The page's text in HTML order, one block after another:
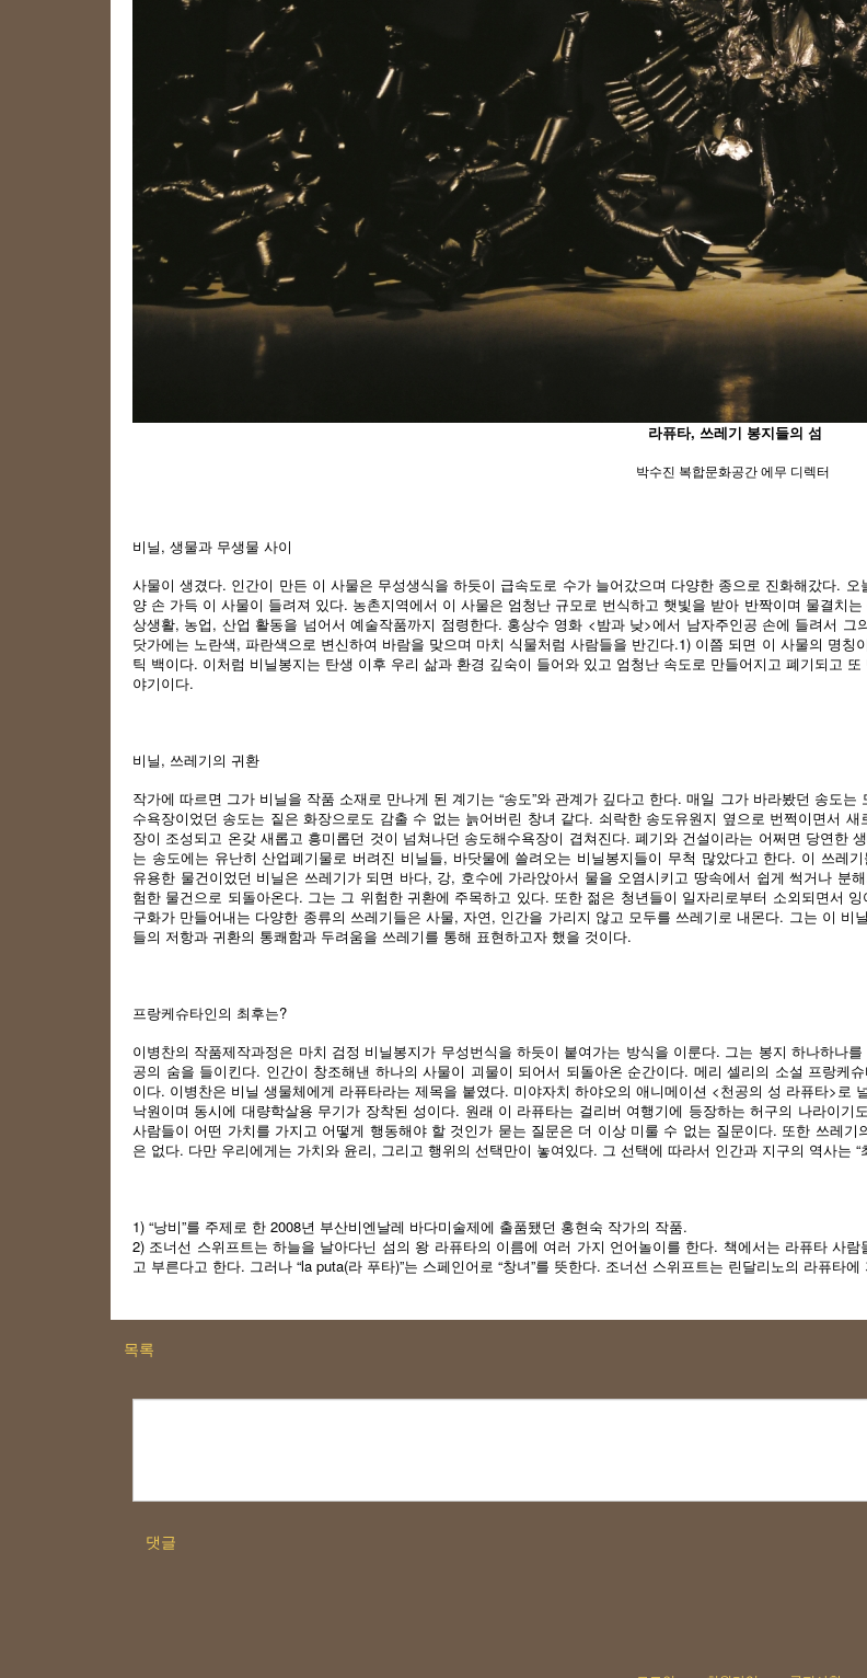
라퓨타, 쓰레기 봉지들의 섬
박수진 복합문화공간 에무 디렉터
비닐, 생물과 무생물 사이
사물이 생겼다. 인간이 만든 이 사물은 무성생식을 하듯이 급속도로 수가 늘어갔으며 다양한 종으로 진화해갔다.
양 손 가득 이 사물이 들려져 있다. 농촌지역에서 이 사물은 엄청난 규모로 번식하고 햇빛을 받아 반짝이며 물결치
상생활, 농업, 산업 활동을 넘어서 예술작품까지 점령한다. 홍상수 영화 <밤과 낮>에서 남자주인공 손에 들려서
닷가에는 노란색, 파란색으로 변신하여 바람을 맞으며 마치 식물처럼 사람들을 반긴다.1) 이쯤 되면 이 사물의 명
틱 백이다. 이처럼 비닐봉지는 탄생 이후 우리 삶과 환경 깊숙이 들어와 있고 엄청난 속도로 만들어지고 폐기되고
야기이다.
비닐, 쓰레기의 귀환
작가에 따르면 그가 비닐을 작품 소재로 만나게 된 계기는 “송도”와 관계가 깊다고 한다. 매일 그가 바라봤던 송도
수욕장이었던 송도는 짙은 화장으로도 감출 수 없는 늙어버린 창녀 같다. 쇠락한 송도유원지 옆으로 번쩍이면서
장이 조성되고 온갖 새롭고 흥미롭던 것이 넘쳐나던 송도해수욕장이 겹쳐진다. 폐기와 건설이라는 어쩌면 당연한
는 송도에는 유난히 산업폐기물로 버려진 비닐들, 바닷물에 쓸려오는 비닐봉지들이 무척 많았다고 한다. 이 쓰레
유용한 물건이었던 비닐은 쓰레기가 되면 바다, 강, 호수에 가라앉아서 물을 오염시키고 땅속에서 쉽게 썩거나 분
험한 물건으로 되돌아온다. 그는 그 위험한 귀환에 주목하고 있다. 또한 젊은 청년들이 일자리로부터 소외되면서
구화가 만들어내는 다양한 종류의 쓰레기들은 사물, 자연, 인간을 가리지 않고 모두를 쓰레기로 내몬다. 그는 이
들의 저항과 귀환의 통쾌함과 두려움을 쓰레기를 통해 표현하고자 했을 것이다.
프랑케슈타인의 최후는?
이병찬의 작품제작과정은 마치 검정 비닐봉지가 무성번식을 하듯이 붙여가는 방식을 이룬다. 그는 봉지 하나하나
공의 숨을 들이킨다. 인간이 창조해낸 하나의 사물이 괴물이 되어서 되돌아온 순간이다. 메리 셀리의 소설 프랑케
이다. 이병찬은 비닐 생물체에게 라퓨타라는 제목을 붙였다. 미야자치 하야오의 애니메이션 <천공의 성 라퓨타>로
낙원이며 동시에 대량학살용 무기가 장착된 성이다. 원래 이 라퓨타는 걸리버 여행기에 등장하는 허구의 나라이
사람들이 어떤 가치를 가지고 어떻게 행동해야 할 것인가 묻는 질문은 더 이상 미룰 수 없는 질문이다. 또한 쓰레
은 없다. 다만 우리에게는 가치와 윤리, 그리고 행위의 선택만이 놓여있다. 그 선택에 따라서 인간과 지구의 역사는
1) “낭비”를 주제로 한 2008년 부산비엔날레 바다미술제에 출품됐던 홍현숙 작가의 작품.
2) 조너선 스위프트는 하늘을 날아다닌 섬의 왕 라퓨타의 이름에 여러 가지 언어놀이를 한다. 책에서는 라퓨타 사람
고 부른다고 한다. 그러나 “la puta(라 푸타)”는 스페인어로 “창녀”를 뜻한다. 조너선 스위프트는 린달리노의 라퓨타
목록
댓글